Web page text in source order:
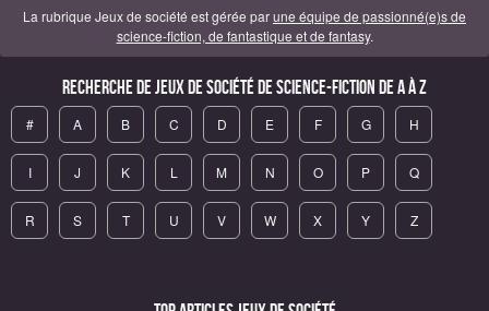
La rubrique Jeux de société est gérée parune équipe de passionné(e)s de
science-fiction, de fantastique et de fantasy.
Recherche de Jeux de société de science-fiction de A à Z
# A B C D E F G H
I J K L M N O P Q
R S T U V W X Y Z